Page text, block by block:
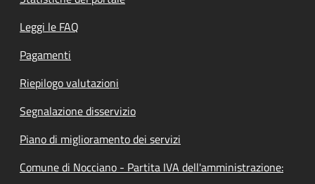
Leggi le FAQ
Pagamenti
Riepilogo valutazioni
Segnalazione disservizio
Piano di miglioramento dei servizi
Comune di Nocciano - Partita IVA dell'amministrazione: